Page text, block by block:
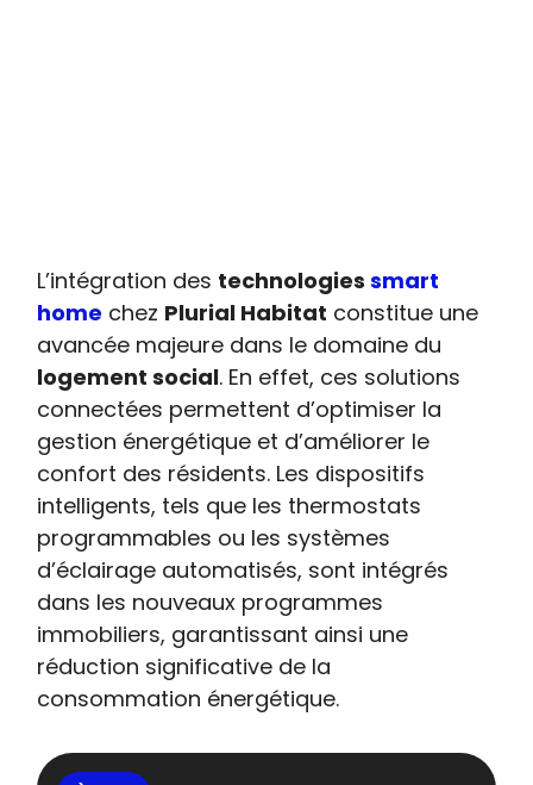
L’intégration des technologiessmart
home chez Plurial Habitat constitue une
avancée majeure dans le domaine du
logement social. En effet, ces solutions
connectées permettent d’optimiser la
gestion énergétique et d’améliorer le
confort des résidents. Les dispositifs
intelligents, tels que les thermostats
programmables ou les systèmes
d’éclairage automatisés, sont intégrés
dans les nouveaux programmes
immobiliers, garantissant ainsi une
réduction significative de la
consommation énergétique.